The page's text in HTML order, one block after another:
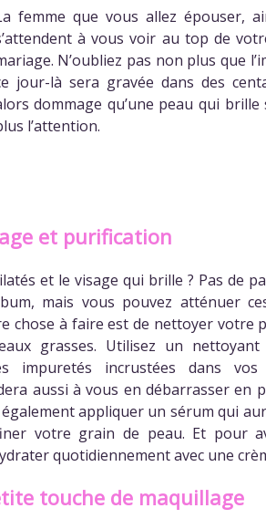
femme que vous allez épouser,
à vous voir au top de
N’oubliez pas non plus que
jour-là sera gravée dans des
dommage qu’une peau qui
l’attention.
et purification
et le visage qui brille ? Pas de
mais vous pouvez atténuer
chose à faire est de nettoyer votre
grasses. Utilisez un
impuretés incrustées dans vos
aussi à vous en débarrasser en
appliquer un sérum qui
votre grain de peau. Et pour
quotidiennement avec une
touche de maquillage